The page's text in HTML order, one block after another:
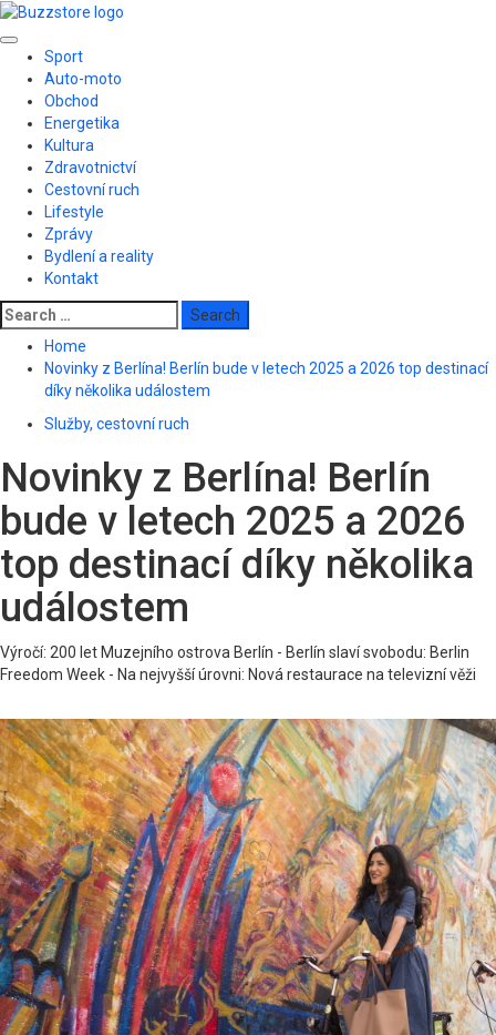
Skip
content
Primary
Menu
Sport
Auto-moto
Obchod
Energetika
Kultura
Zdravotnictví
Cestovní ruch
Lifestyle
Zprávy
Bydlení a reality
Kontakt
Search
for:
Home
Novinky z Berlína! Berlín bude v letech 2025 a 2026 top destinací
díky několika událostem
Služby, cestovní ruch
Novinky z Berlína! Berlín
bude v letech 2025 a 2026
top destinací díky několika
událostem
Výročí: 200 let Muzejního ostrova Berlín - Berlín slaví svobodu: Berlin
Freedom Week - Na nejvyšší úrovni: Nová restaurace na televizní věži